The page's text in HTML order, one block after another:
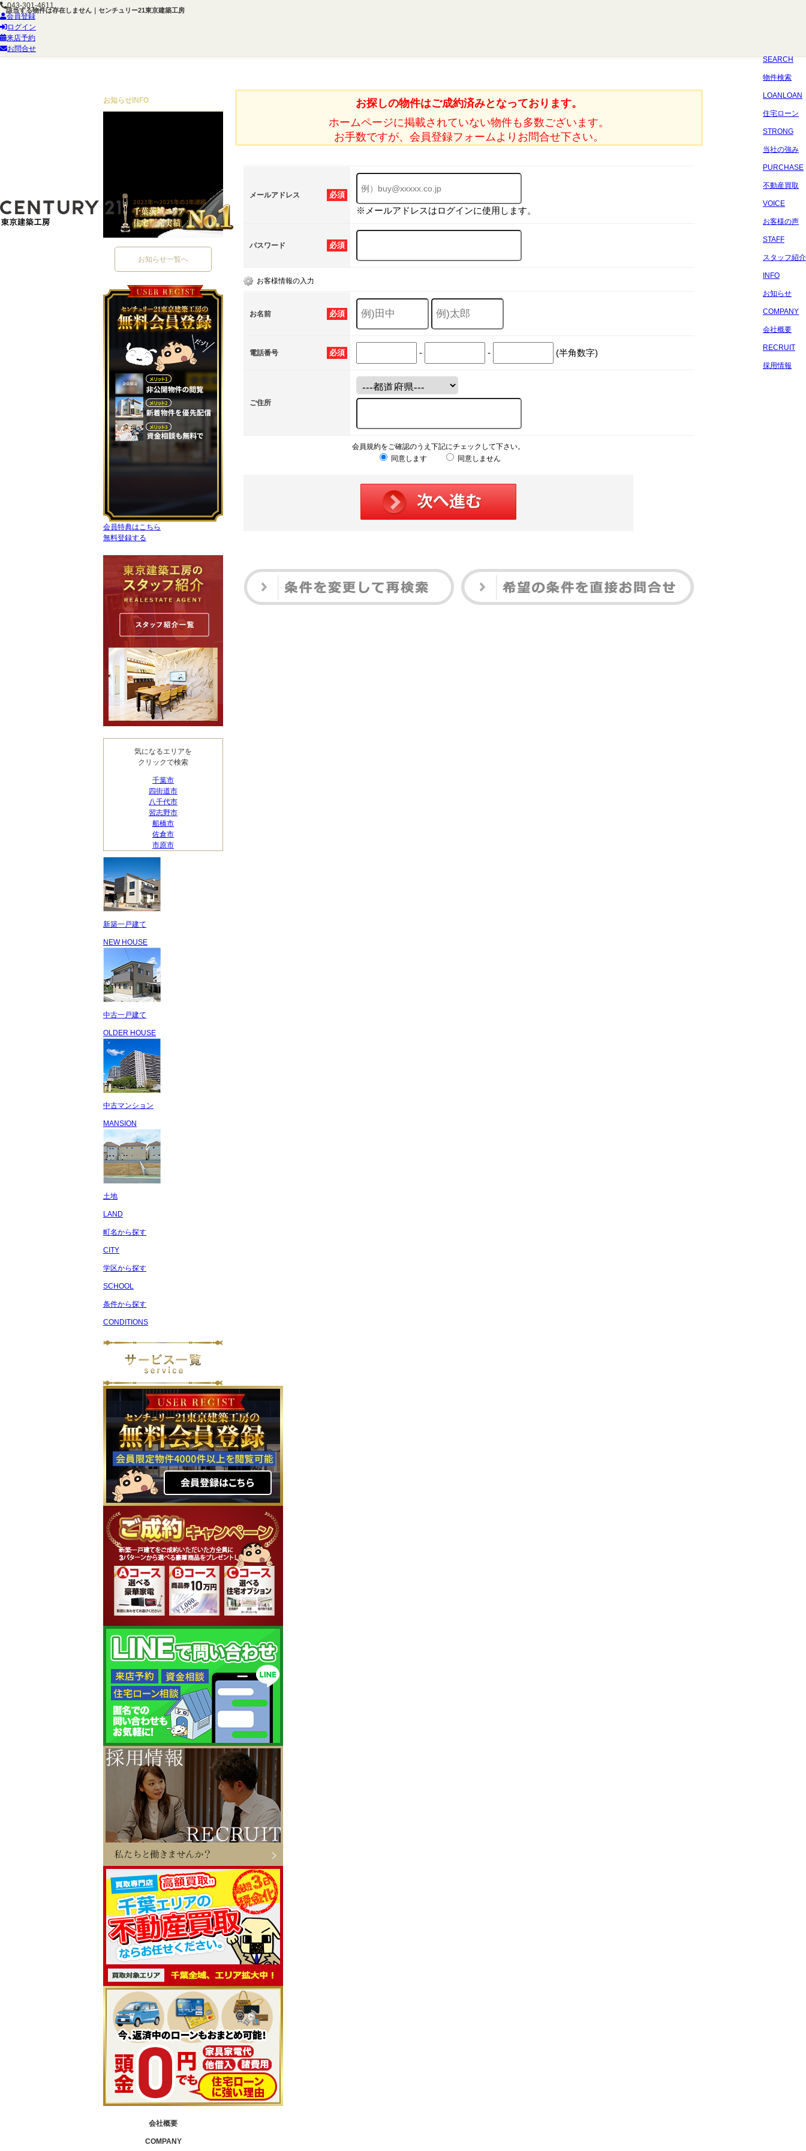
該当する物件は存在しません｜センチュリー21東京建築工房
043-301-4611
会員登録
ログイン
来店予約
お問合せ
SEARCH
物件検索
LOANLOAN
住宅ローン
STRONG
当社の強み
PURCHASE
不動産買取
VOICE
お客様の声
STAFF
スタッフ紹介
INFO
お知らせ
COMPANY
会社概要
RECRUIT
採用情報
お探しの物件はご成約済みとなっております。
ホームページに掲載されていない物件も多数ございます。
お手数ですが、会員登録フォームよりお問合せ下さい。
必須
メールアドレス
※メールアドレスはログインに使用します。
必須
パスワード
お客様情報の入力
必須
お名前
必須
電話番号 - - (半角数字)
ご住所
会員規約をご確認のうえ下記にチェックして下さい。
同意します
同意しません
お知らせ INFO
お知らせ一覧へ
会員特典はこちら
無料登録する
気になるエリアを
クリックで検索
千葉市
四街道市
八千代市
習志野市
船橋市
佐倉市
市原市
新築一戸建て
NEW HOUSE
中古一戸建て
OLDER HOUSE
中古マンション
MANSION
土地
LAND
町名から探す
CITY
学区から探す
SCHOOL
条件から探す
CONDITIONS
会社概要
COMPANY